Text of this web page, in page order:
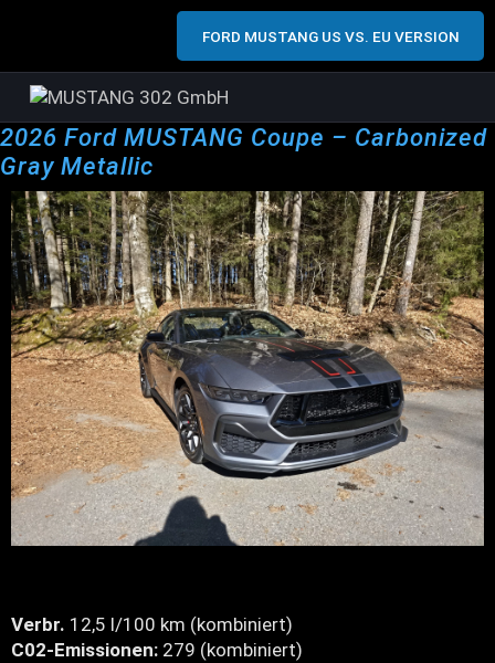
FORD MUSTANG US VS. EU VERSION
2026 Ford MUSTANG Coupe – Carbonized
Gray Metallic
Verbr. 12,5 l/100 km (kombiniert)
C02-Emissionen: 279 (kombiniert)